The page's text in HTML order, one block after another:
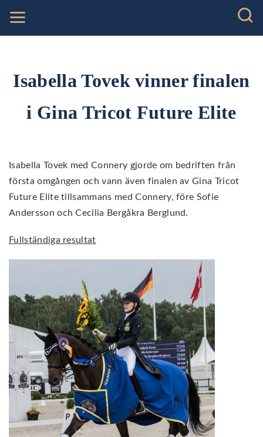
Isabella Tovek vinner finalen
i Gina Tricot Future Elite
Isabella Tovek med Connery gjorde om bedriften från
första omgången och vann även finalen av Gina Tricot
Future Elite tillsammans med Connery, före Sofie
Andersson och Cecilia Bergåkra Berglund.
Fullständiga resultat